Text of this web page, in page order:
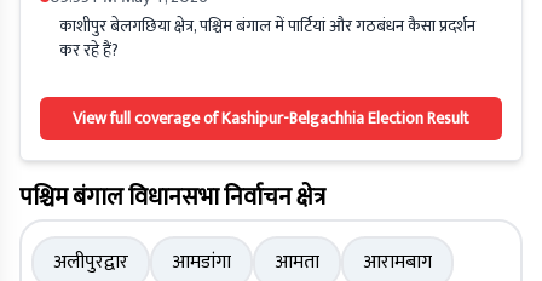
काशीपुर बेलगछिया क्षेत्र, पश्चिम बंगाल में पार्टियां और गठबंधन कैसा प्रदर्शन
कर रहे हैं?
View full coverage of Kashipur-Belgachhia Election Result
पश्चिम बंगाल विधानसभा निर्वाचन क्षेत्र
अलीपुरद्वार आमडांगा आमता
आरामबाग